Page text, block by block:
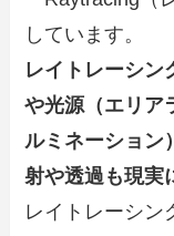
しています。
レイトレーシン
や光源（エリア
ルミネーション
射や透過も現実
レイトレーシン